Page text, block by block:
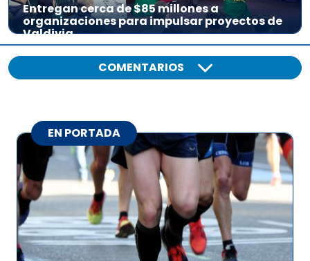
Entregan cerca de $85 millones a
organizaciones para impulsar proyectos de
Valdivia
COMENTARIOS
EN PORTADA